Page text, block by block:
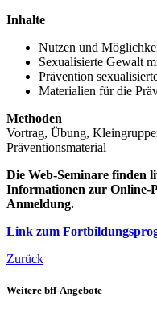
Inhalte
Nutzen und
Sexualisierte Gewalt
Prävention
Materialien für die
Methoden
Vortrag, Übung,
Präventionsmaterial
Die Web-Seminare finden
Informationen zur Online-
Anmeldung.
Link zum
Zurück
Weitere bff-Angebote